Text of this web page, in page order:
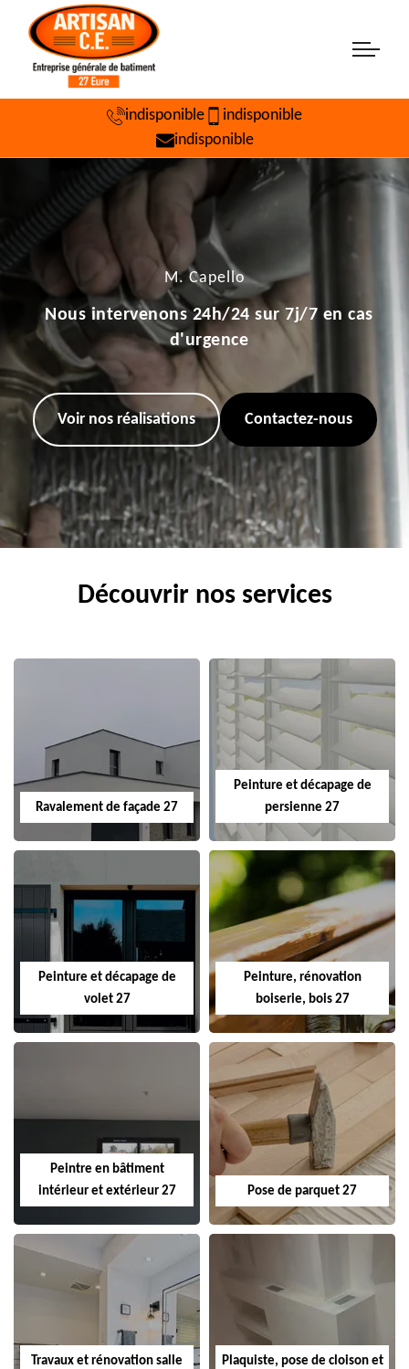
indisponible
indisponible
indisponible
M. Capello
Nous intervenons 24h/24 sur 7j/7 en cas
d'urgence
Voir nos réalisations Contactez-nous
Découvrir nos services
Ravalement de façade 27
Peinture et décapage de
persienne 27
Peinture et décapage de
volet 27
Peinture, rénovation
boiserie, bois 27
Peintre en bâtiment
intérieur et extérieur 27
Pose de parquet 27
Travaux et rénovation salle
Plaquiste, pose de cloison et